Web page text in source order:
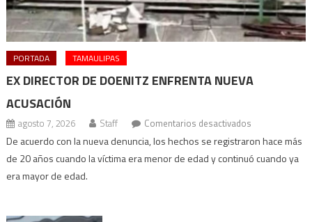
PORTADA TAMAULIPAS
EX DIRECTOR DE DOENITZ ENFRENTA NUEVA
ACUSACIÓN
agosto 7, 2026 Staff Comentarios desactivadosen
Ex
director
De acuerdo con la nueva denuncia, los hechos se registraron hace más
de 20 años cuando la víctima era menor de edad y continuó cuando ya
era mayor de edad.